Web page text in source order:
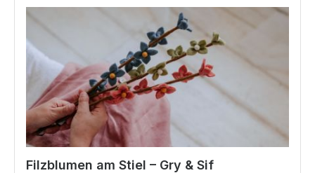
Filzblumen am Stiel – Gry & Sif